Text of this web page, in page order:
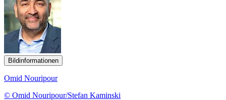
Bildinformationen
Omid Nouripour
© Omid Nouripour/Stefan Kaminski